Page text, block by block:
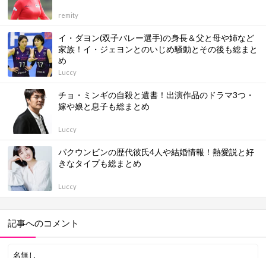
remity
イ・ダヨン(双子バレー選手)の身長＆父と母や姉など
家族！イ・ジェヨンとのいじめ騒動とその後も総まと
め
Luccy
チョ・ミンギの自殺と遺書！出演作品のドラマ3つ・
嫁や娘と息子も総まとめ
Luccy
パクウンビンの歴代彼氏4人や結婚情報！熱愛説と好
きなタイプも総まとめ
Luccy
記事へのコメント